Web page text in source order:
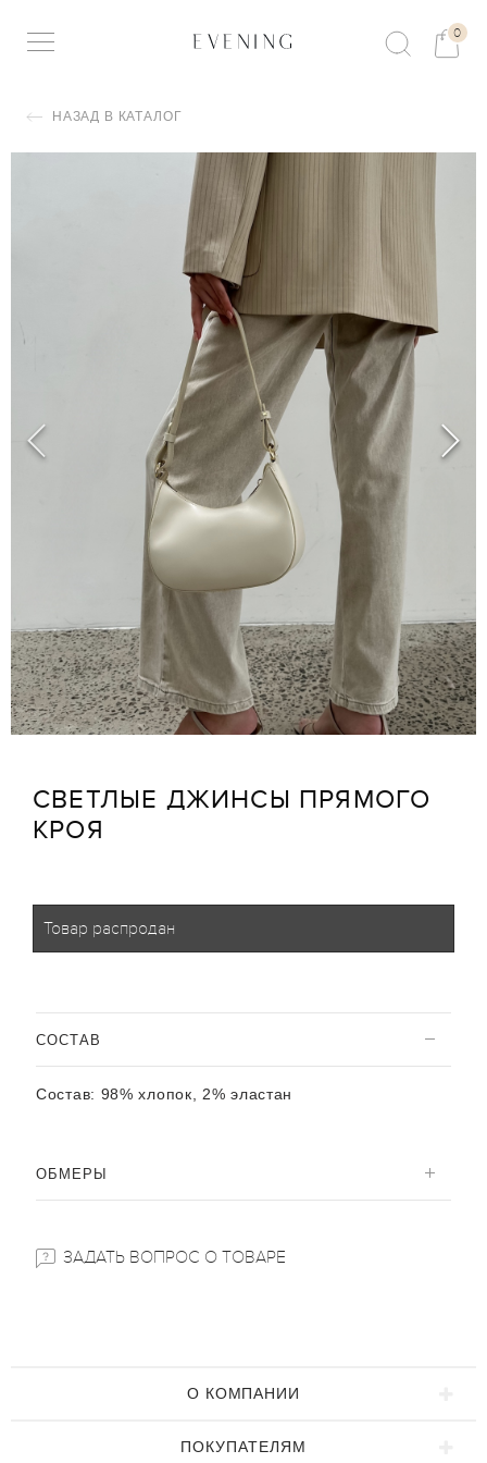
0
НАЗАД В КАТАЛОГ
СВЕТЛЫЕ ДЖИНСЫ ПРЯМОГО
КРОЯ
Товар распродан
CОСТАВ
Состав: 98% хлопок, 2% эластан
ОБМЕРЫ
ЗАДАТЬ ВОПРОС О ТОВАРЕ
О КОМПАНИИ
ПОКУПАТЕЛЯМ